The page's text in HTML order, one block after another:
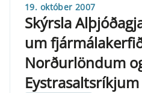
19. október 2007
Skýrsla
um
Norðurlöndum
Eystrasaltsríkjum